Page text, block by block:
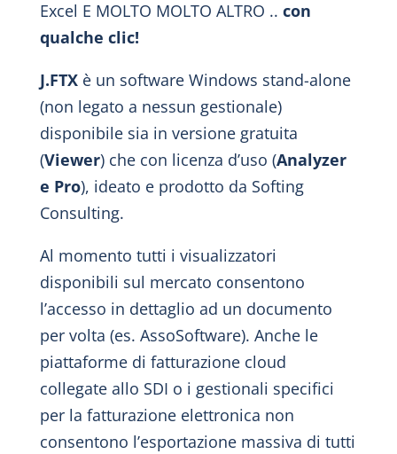
Excel E MOLTO MOLTO ALTRO .. con
qualche clic!
J.FTXè un software Windows stand-alone
(non legato a nessun gestionale)
disponibile sia in versione gratuita
(Viewer) che con licenza d’uso (Analyzer
e Pro), ideato e prodotto da Softing
Consulting.
Al momento tutti i visualizzatori
disponibili sul mercato consentono
l’accesso in dettaglio ad un documento
per volta (es. AssoSoftware). Anche le
piattaforme di fatturazione cloud
collegate allo SDI o i gestionali specifici
per la fatturazione elettronica non
consentono l’esportazione massiva di tutti